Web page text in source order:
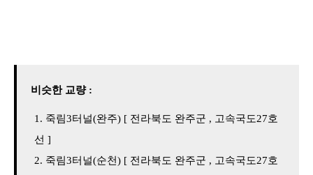
비슷한 교량 :
죽림3터널(완주) [ 전라북도 완주군 , 고속국도27호
선 ]
죽림3터널(순천) [ 전라북도 완주군 , 고속국도27호